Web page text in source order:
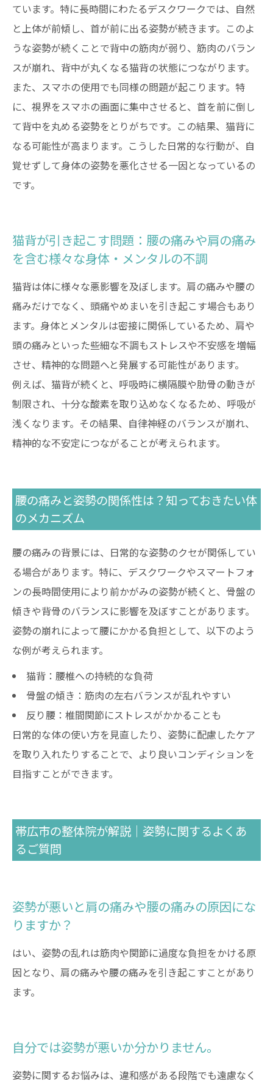
ています。特に長時間にわたるデスクワークでは、自然
と上体が前傾し、首が前に出る姿勢が続きます。このよ
うな姿勢が続くことで背中の筋肉が弱り、筋肉のバラン
スが崩れ、背中が丸くなる猫背の状態につながります。
また、スマホの使用でも同様の問題が起こります。特
に、視界をスマホの画面に集中させると、首を前に倒し
て背中を丸める姿勢をとりがちです。この結果、猫背に
なる可能性が高まります。こうした日常的な行動が、自
覚せずして身体の姿勢を悪化させる一因となっているの
です。
猫背が引き起こす問題：腰の痛みや肩の痛み
を含む様々な身体・メンタルの不調
猫背は体に様々な悪影響を及ぼします。肩の痛みや腰の
痛みだけでなく、頭痛やめまいを引き起こす場合もあり
ます。身体とメンタルは密接に関係しているため、肩や
頭の痛みといった些細な不調もストレスや不安感を増幅
させ、精神的な問題へと発展する可能性があります。
例えば、猫背が続くと、呼吸時に横隔膜や肋骨の動きが
制限され、十分な酸素を取り込めなくなるため、呼吸が
浅くなります。その結果、自律神経のバランスが崩れ、
精神的な不安定につながることが考えられます。
腰の痛みと姿勢の関係性は？知っておきたい体
のメカニズム
腰の痛みの背景には、日常的な姿勢のクセが関係してい
る場合があります。特に、デスクワークやスマートフォ
ンの長時間使用により前かがみの姿勢が続くと、骨盤の
傾きや背骨のバランスに影響を及ぼすことがあります。
姿勢の崩れによって腰にかかる負担として、以下のよう
な例が考えられます。
猫背：腰椎への持続的な負荷
骨盤の傾き：筋肉の左右バランスが乱れやすい
反り腰：椎間関節にストレスがかかることも
日常的な体の使い方を見直したり、姿勢に配慮したケア
を取り入れたりすることで、より良いコンディションを
目指すことができます。
帯広市の整体院が解説｜姿勢に関するよくあ
るご質問
姿勢が悪いと肩の痛みや腰の痛みの原因にな
りますか？
はい、姿勢の乱れは筋肉や関節に過度な負担をかける原
因となり、肩の痛みや腰の痛みを引き起こすことがあり
ます。
自分では姿勢が悪いか分かりません。
姿勢に関するお悩みは、違和感がある段階でも遠慮なく